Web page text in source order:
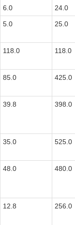
6.0 24.0
5.0 25.0
118.0 118.0
85.0 425.0
39.8 398.0
35.0 525.0
48.0 480.0
12.8 256.0